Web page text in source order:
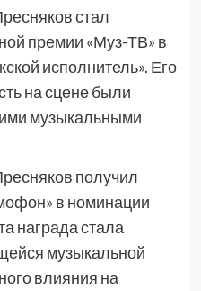
стал
премии «Муз-ТВ» в
исполнитель». Его
на сцене были
музыкальными
получил
в номинации
награда стала
музыкальной
влияния на